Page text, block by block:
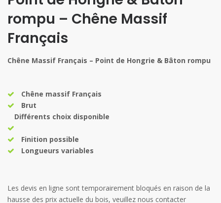
rompu – Chêne Massif
Français
Chêne Massif Français – Point de Hongrie & Bâton rompu
Chêne massif Français
Brut
Différents choix disponible
Finition possible
Longueurs variables